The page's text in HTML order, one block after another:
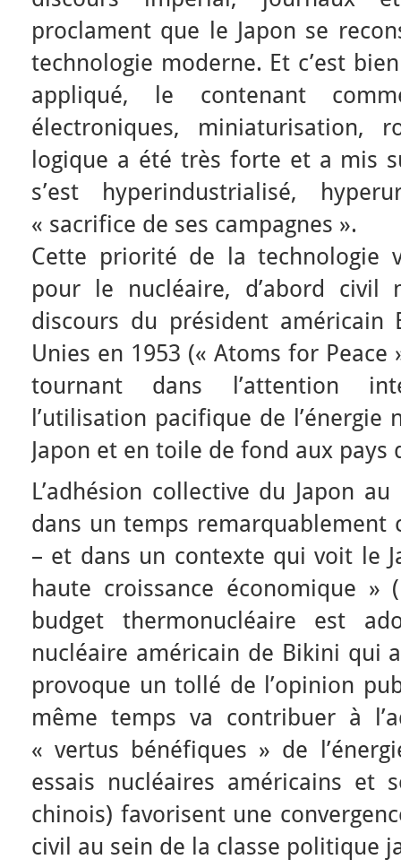
proclament que le Japon se
technologie moderne. Et c’est
appliqué, le contenant
électroniques, miniaturisation,
logique a été très forte et a mis
s’est hyperindustrialisé,
« sacrifice de ses campagnes ».
Cette priorité de la technologie
pour le nucléaire, d’abord civil
discours du président américain
Unies en 1953 (« Atoms for Peace
tournant dans l’attention
l’utilisation pacifique de
Japon et en toile de fond aux pays
L’adhésion collective du Japon
dans un temps remarquablement
– et dans un contexte qui voit le
haute croissance économique »
budget thermonucléaire est
nucléaire américain de Bikini qui
provoque un tollé de l’opinion
même temps va contribuer à
« vertus bénéfiques » de
essais nucléaires américains et
chinois) favorisent une
civil au sein de la classe politique